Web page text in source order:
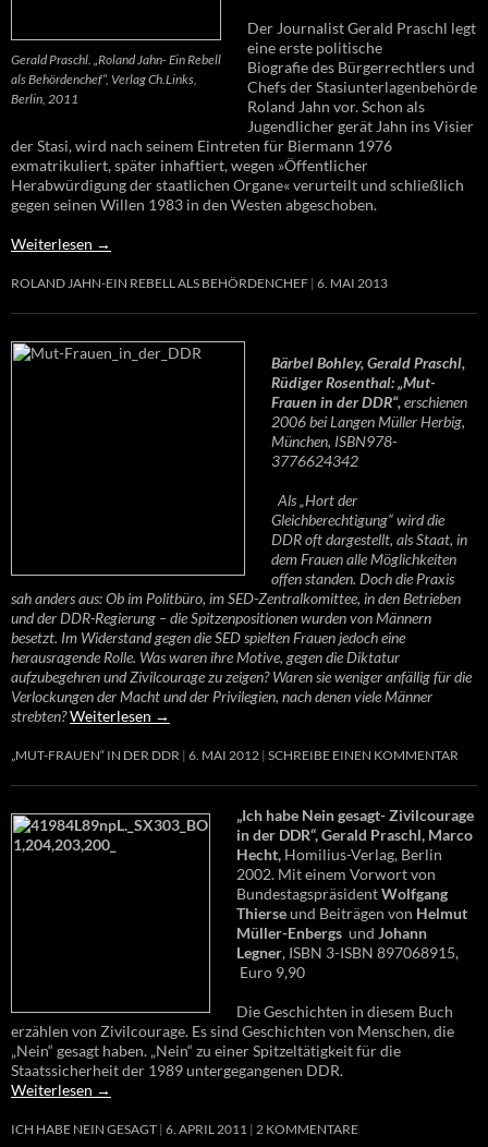
Gerald Praschl. „Roland Jahn- Ein Rebell
als Behördenchef“, Verlag Ch.Links,
Berlin, 2011
Der Journalist Gerald Praschl legt
eine erste politische
Biografie des Bürgerrechtlers und
Chefs der Stasiunterlagenbehörde
Roland Jahn vor. Schon als
Jugendlicher gerät Jahn ins Visier
der Stasi, wird nach seinem Eintreten für Biermann 1976
exmatrikuliert, später inhaftiert, wegen »Öffentlicher
Herabwürdigung der staatlichen Organe« verurteilt und schließlich
gegen seinen Willen 1983 in den Westen abgeschoben.
Weiterlesen →
ROLAND JAHN-EIN REBELL ALS BEHÖRDENCHEF 6. MAI 2013
Bärbel Bohley, Gerald Praschl,
Rüdiger Rosenthal: „Mut-
Frauen in der DDR“,erschienen
2006 bei Langen Müller Herbig,
München, ISBN978-
3776624342
Als „Hort der
Gleichberechtigung“ wird die
DDR oft dargestellt, als Staat, in
dem Frauen alle Möglichkeiten
offen standen. Doch die Praxis
sah anders aus: Ob im Politbüro, im SED-Zentralkomittee, in den Betrieben
und der DDR-Regierung – die Spitzenpositionen wurden von Männern
besetzt. Im Widerstand gegen die SED spielten Frauen jedoch eine
herausragende Rolle. Was waren ihre Motive, gegen die Diktatur
aufzubegehren und Zivilcourage zu zeigen? Waren sie weniger anfällig für die
Verlockungen der Macht und der Privilegien, nach denen viele Männer
strebten?Weiterlesen →
„MUT-FRAUEN“ IN DER DDR 6. MAI 2012 SCHREIBE EINEN KOMMENTAR
„Ich habe Nein gesagt- Zivilcourage
in der DDR“, Gerald Praschl, Marco
Hecht, Homilius-Verlag, Berlin
2002. Mit einem Vorwort von
BundestagspräsidentWolfgang
Thierseund Beiträgen von Helmut
Müller-Enbergs und Johann
Legner, ISBN 3-ISBN 897068915,
Euro 9,90
Die Geschichten in diesem Buch
erzählen von Zivilcourage. Es sind Geschichten von Menschen, die
„Nein“ gesagt haben. „Nein“ zu einer Spitzeltätigkeit für die
Staatssicherheit der 1989 untergegangenen DDR.
Weiterlesen →
ICH HABE NEIN GESAGT 6. APRIL 2011 2 KOMMENTARE